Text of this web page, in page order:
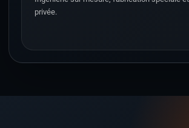
privée.